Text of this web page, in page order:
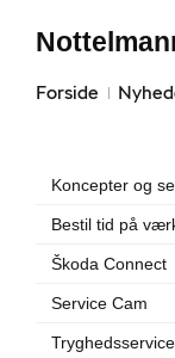
Forside
Koncepter og
Bestil tid på
Škoda Connect
Service Cam